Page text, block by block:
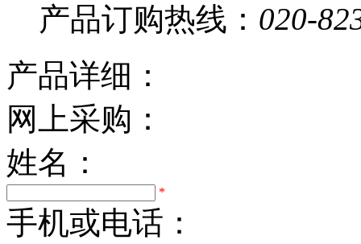
产品订购热线： 020-
产品详细：
网上采购：
姓名：
*
手机或电话：